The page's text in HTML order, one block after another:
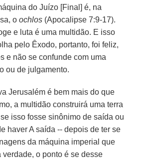
do Juízo [Final] é, na
oochlos (Apocalipse 7:9-17).
e luta é uma multidão. E isso
pelo Êxodo, portanto, foi feliz,
e não se confunde com uma
ou de julgamento.
Jerusalém é bem mais do que
a multidão construirá uma terra
isso fosse sinônimo de saída ou
haver A saída -- depois de ter se
da máquina imperial que
verdade, o ponto é se desse